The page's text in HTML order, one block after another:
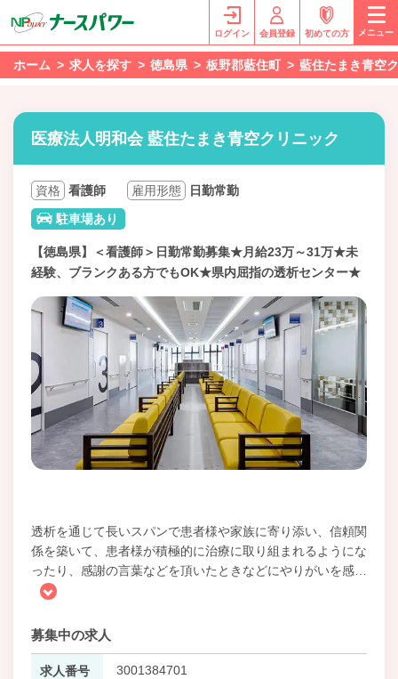
ログイン 会員登録 初めての方 メニュー
ホーム 求人を探す 徳島県 板野郡藍住町 藍住たまき青空
医療法人明和会 藍住たまき青空クリニック
資格 看護師 雇用形態
日勤常勤
駐車場あり
【徳島県】＜看護師＞日勤常勤募集★月給23万～31万★未
経験、ブランクある方でもOK★県内屈指の透析センター★
透析を通じて長いスパンで患者様や家族に寄り添い、信頼関
係を築いて、患者様が積極的に治療に取り組まれるようにな
ったり、感謝の言葉などを頂いたときなどにやりがいを感
募集中の求人
求人番号 3001384701